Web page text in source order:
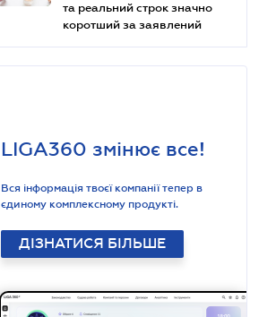
та реальний строк значно
коротший за заявлений
LIGA360 змінює все!
Вся інформація твоєї компанії тепер в
єдиному комплексному продукті.
ДІЗНАТИСЯ БІЛЬШЕ